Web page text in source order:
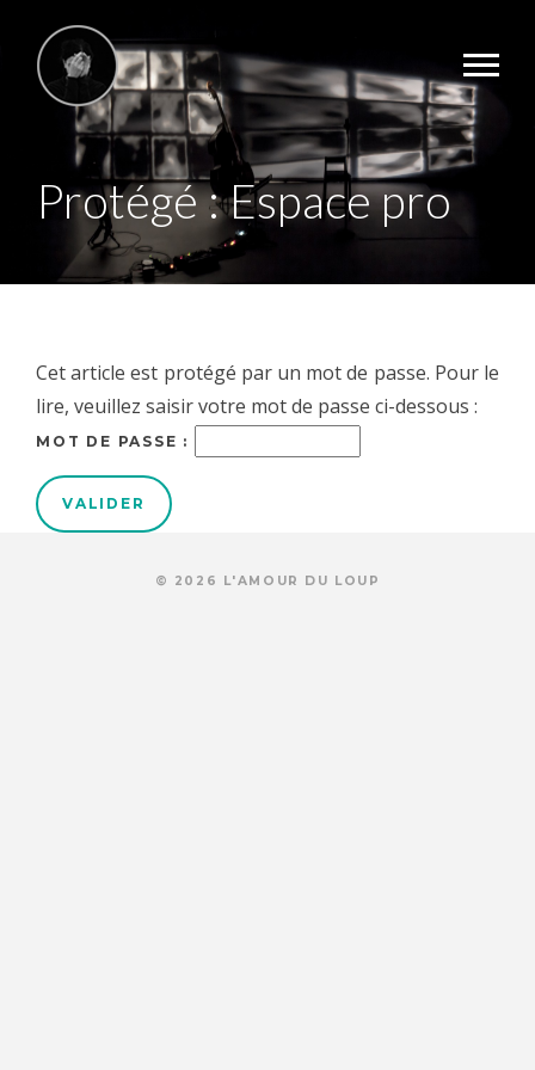
Protégé : Espace pro
Cet article est protégé par un mot de passe. Pour le
lire, veuillez saisir votre mot de passe ci-dessous :
MOT DE PASSE :
© 2026 L'AMOUR DU LOUP